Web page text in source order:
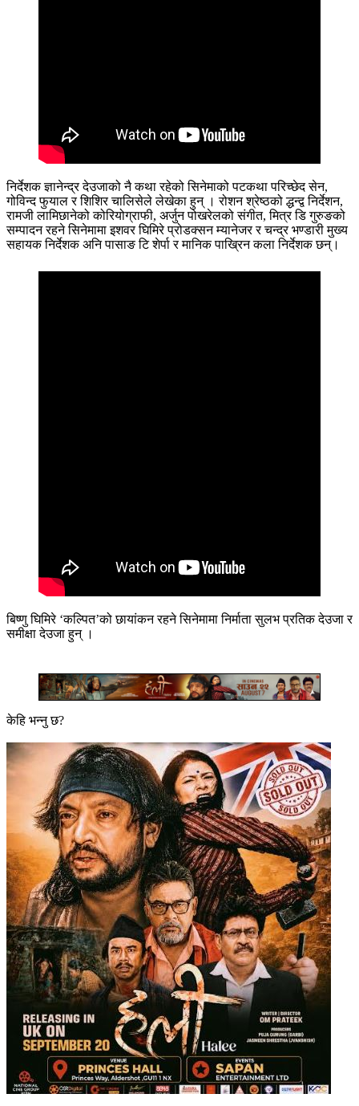
निर्देशक ज्ञानेन्द्र देउजाको नै कथा रहेको सिनेमाको पटकथा परिच्छेद सेन,
गोविन्द फुयाल र शिशिर चालिसेले लेखेका हुन् । रोशन श्रेष्ठको द्धन्द्व निर्देशन,
रामजी लामिछानेको कोरियोग्राफी, अर्जुन पोखरेलको संगीत, मित्र डि गुरुङको
सम्पादन रहने सिनेमामा इशवर घिमिरे प्रोडक्सन म्यानेजर र चन्द्र भण्डारी मुख्य
सहायक निर्देशक अनि पासाङ टि शेर्पा र मानिक पाख्रिन कला निर्देशक छन्।
बिष्णु घिमिरे ‘कल्पित’को छायांकन रहने सिनेमामा निर्माता सुलभ प्रतिक देउजा र
समीक्षा देउजा हुन् ।
केहि भन्नु छ?